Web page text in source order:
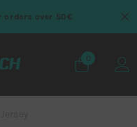
orders over 50€
00 items